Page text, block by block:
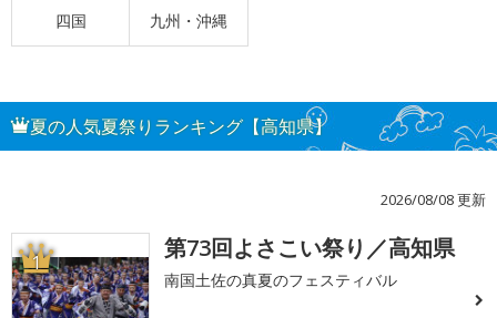
四国 九州・沖縄
夏の人気夏祭りランキング【高知県】
2026/08/08 更新
1 第73回よさこい祭り／高知県
南国土佐の真夏のフェスティバル